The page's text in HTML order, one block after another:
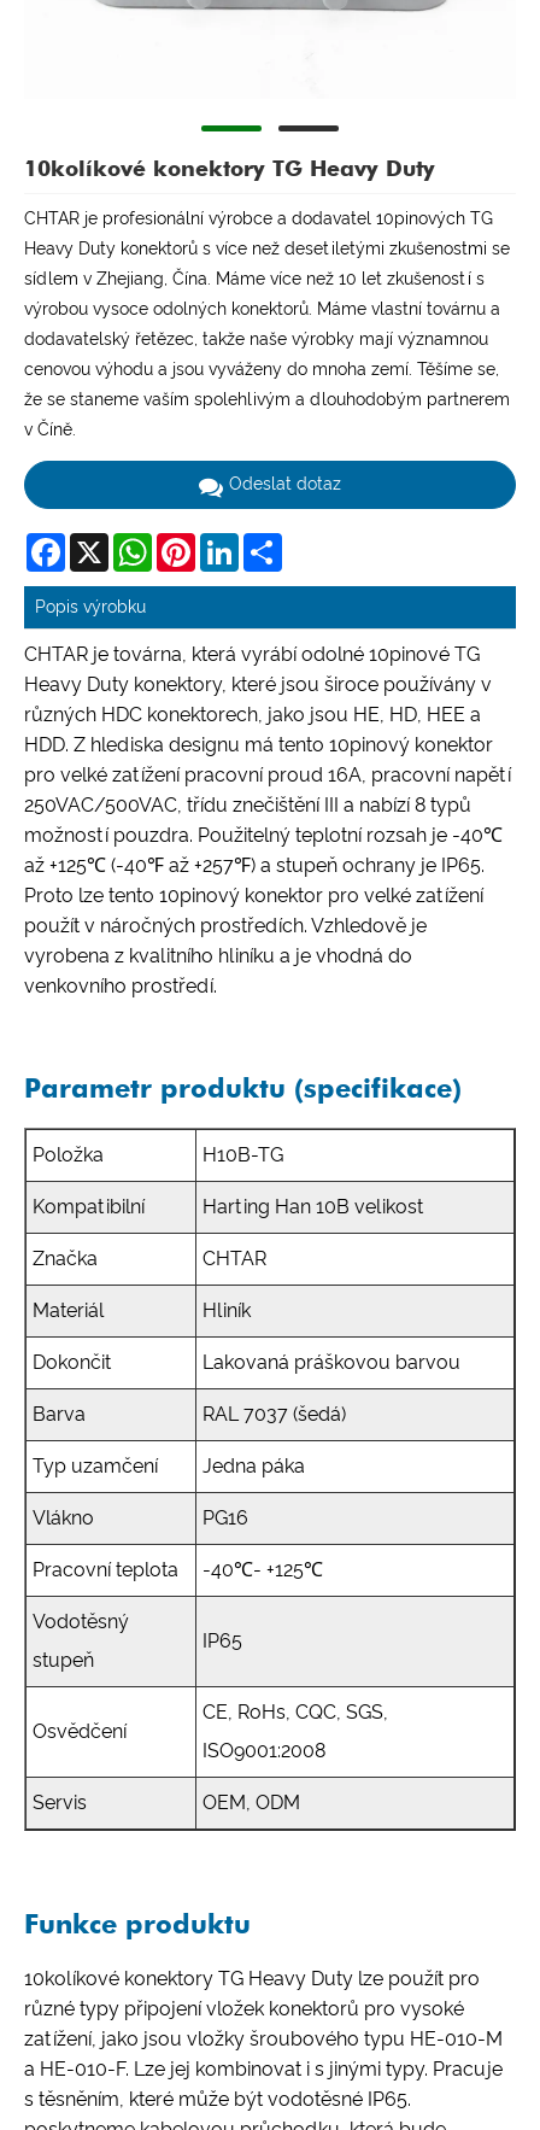
10kolíkové konektory TG Heavy Duty
CHTAR je profesionální výrobce a dodavatel 10pinových TG
Heavy Duty konektorů s více než desetiletými zkušenostmi se
sídlem v Zhejiang, Čína. Máme více než 10 let zkušeností s
výrobou vysoce odolných konektorů. Máme vlastní továrnu a
dodavatelský řetězec, takže naše výrobky mají významnou
cenovou výhodu a jsou vyváženy do mnoha zemí. Těšíme se,
že se staneme vaším spolehlivým a dlouhodobým partnerem
v Číně.
Odeslat dotaz
Facebook
X WhatsAppPinterestLinkedIn
Popis výrobku
CHTAR je továrna, která vyrábí odolné 10pinové TG
Heavy Duty konektory, které jsou široce používány v
různých HDC konektorech, jako jsou HE, HD, HEE a
HDD. Z hlediska designu má tento 10pinový konektor
pro velké zatížení pracovní proud 16A, pracovní napětí
250VAC/500VAC, třídu znečištění III a nabízí 8 typů
možností pouzdra. Použitelný teplotní rozsah je -40℃
až +125℃ (-40℉ až +257℉) a stupeň ochrany je IP65.
Proto lze tento 10pinový konektor pro velké zatížení
použít v náročných prostředích. Vzhledově je
vyrobena z kvalitního hliníku a je vhodná do
venkovního prostředí.
Parametr produktu (specifikace)
Položka H10B-TG
Kompatibilní Harting Han 10B velikost
Značka CHTAR
Materiál Hliník
Dokončit Lakovaná práškovou barvou
Barva RAL 7037 (šedá)
Typ uzamčení Jedna páka
Vlákno PG16
Pracovní teplota -40℃- +125℃
Vodotěsný
stupeň
IP65
Osvědčení
CE, RoHs, CQC, SGS,
ISO9001:2008
Servis OEM, ODM
Funkce produktu
10kolíkové konektory TG Heavy Duty lze použít pro
různé typy připojení vložek konektorů pro vysoké
zatížení, jako jsou vložky šroubového typu HE-010-M
a HE-010-F. Lze jej kombinovat i s jinými typy. Pracuje
s těsněním, které může být vodotěsné IP65.